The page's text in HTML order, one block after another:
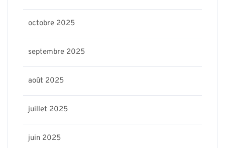
octobre 2025
septembre 2025
août 2025
juillet 2025
juin 2025